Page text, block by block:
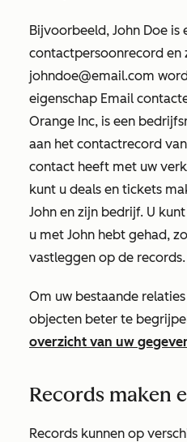
Bijvoorbeeld, John Doe is
contactpersoonrecord en
johndoe@email.com
eigenschap Email
Orange Inc, is een
aan het contactrecord
contact heeft met uw
kunt u deals en tickets
John en zijn bedrijf. U
u met John hebt gehad,
vastleggen op de records.
Om uw bestaande
objecten beter te
overzicht van uw
Records maken
Records kunnen op